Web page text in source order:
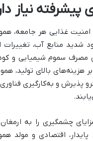
پیشرفته نیاز
امنیت غذایی هر جامعه،
شدید منابع آب،
مصرف سموم شیمیایی و
هزینه‌های بالای تولید،
پذیرش و به‌کارگیری
چشمگیری را به
اقتصادی و مولد